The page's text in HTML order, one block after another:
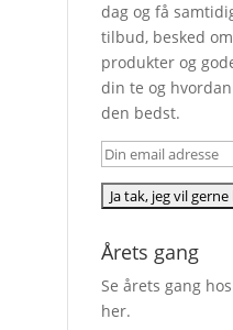
dag og få
tilbud, besked
produkter og
din te og
den bedst.
Årets gang
Se årets gang
her.